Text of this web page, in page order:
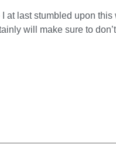
at last stumbled upon
will make sure to